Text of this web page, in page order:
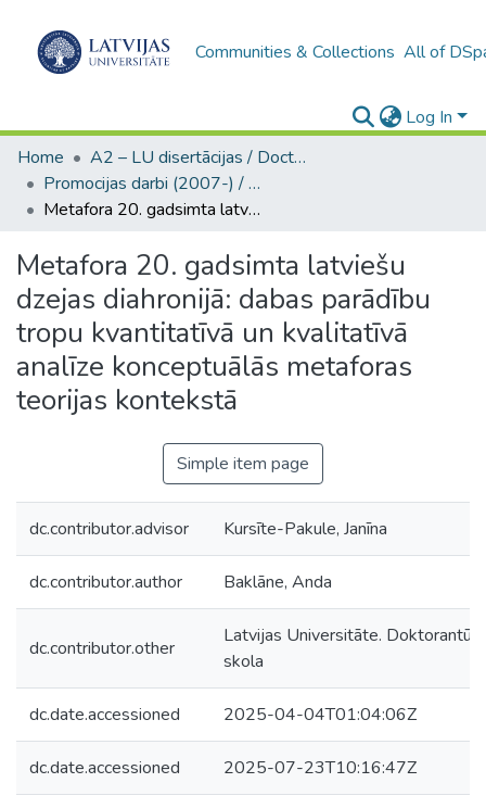
Communities & Collections All of
Log In
Home
A2 – LU disertācijas / Doctoral theses UL
Promocijas darbi (2007-) / Theses PhD
Metafora 20. gadsimta latviešu dzejas diahronijā: dabas parādību tropu kvantitatīvā un kvalitatīvā analīze konceptuālās metaforas teorijas kontekstā
Metafora 20. gadsimta latviešu
dzejas diahronijā: dabas parādību
tropu kvantitatīvā un kvalitatīvā
analīze konceptuālās metaforas
teorijas kontekstā
Simple item page
dc.contributor.advisor Kursīte-Pakule, Janīna
dc.contributor.author Baklāne, Anda
dc.contributor.other
Latvijas Universitāte.
skola
dc.date.accessioned 2025-04-04T01:04:06Z
dc.date.accessioned 2025-07-23T10:16:47Z